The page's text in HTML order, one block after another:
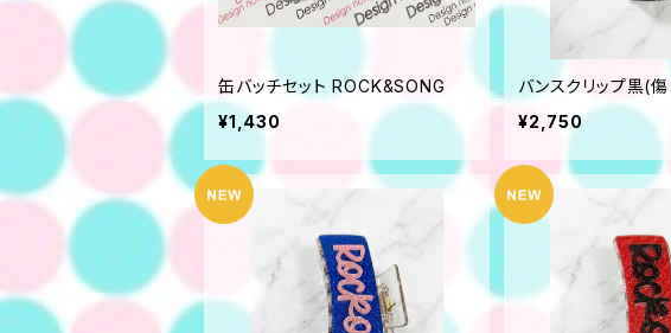
缶バッチセット ROCK&SONG
¥1,430
バンスクリップ黒(
¥2,750